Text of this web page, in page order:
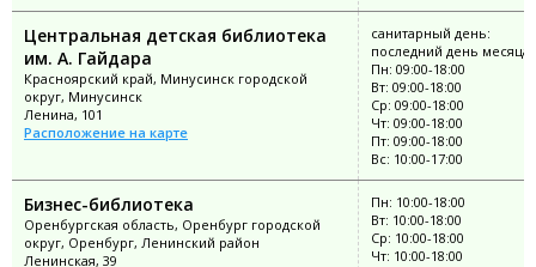
Центральная детская библиотека
им. А. Гайдара
Красноярский край, Минусинск городской
округ, Минусинск
Ленина, 101
Расположение на карте
санитарный день:
последний день месяца
Пн: 09:00-18:00
Вт: 09:00-18:00
Ср: 09:00-18:00
Чт: 09:00-18:00
Пт: 09:00-18:00
Вс: 10:00-17:00
Бизнес-библиотека
Оренбургская область, Оренбург городской
округ, Оренбург, Ленинский район
Ленинская, 39
Пн: 10:00-18:00
Вт: 10:00-18:00
Ср: 10:00-18:00
Чт: 10:00-18:00